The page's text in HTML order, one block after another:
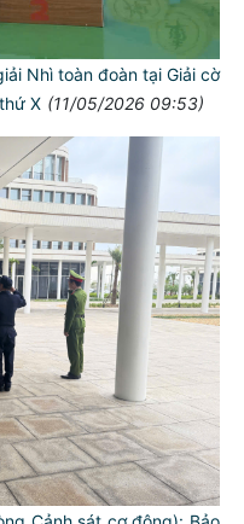
Nhì toàn đoàn tại Giải cờ
X (11/05/2026 09:53)